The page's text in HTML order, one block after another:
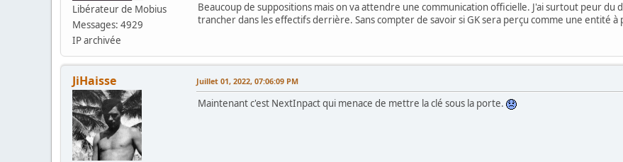
Libérateur de Mobius
Messages: 4929
IP archivée
Beaucoup de suppositions mais on va attendre une communication officielle. J'ai surtout peur
trancher dans les effectifs derrière. Sans compter de savoir si GK sera perçu comme une entité
JiHaisse Juillet 01, 2022, 07:06:09 PM
Maintenant c'est NextInpact qui menace de mettre la clé sous la porte.